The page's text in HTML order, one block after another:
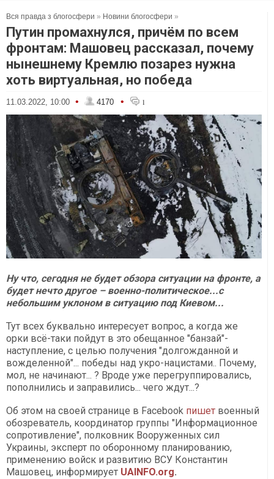
Вся правда з блогосфери » Новини блогосфери »
Путин промахнулся, причём по всем
фронтам: Машовец рассказал, почему
нынешнему Кремлю позарез нужна
хоть виртуальная, но победа
11.03.2022, 10:00 • 4170 • 1
Ну что, сегодня не будет обзора ситуации на фронте, а
будет нечто другое – военно-политическое...с
небольшим уклоном в ситуацию под Киевом...
Тут всех буквально интересует вопрос, а когда же
орки всё-таки пойдут в это обещанное "банзай"-
наступление, с целью получения "долгожданной и
вожделенной"... победы над укро-нацистами.. Почему,
мол, не начинают... ? Вроде уже перегруппировались,
пополнились и заправились... чего ждут...?
Об этом на своей странице в Facebook пишет военный
обозреватель, координатор группы "Информационное
сопротивление", полковник Вооруженных сил
Украины, эксперт по оборонному планированию,
применению войск и развитию ВСУ Константин
Машовец, информирует UAINFO.org.